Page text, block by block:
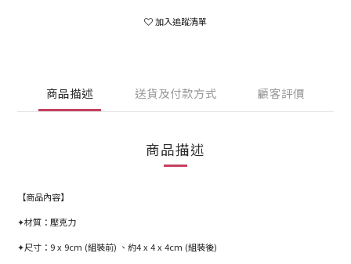
加入追蹤清單
商品描述 送貨及付款方式 顧客評價
商品描述
【商品內容】
✦材質：壓克力
✦尺寸：9 x 9cm (組裝前) 、約4 x 4 x 4cm (組裝後)